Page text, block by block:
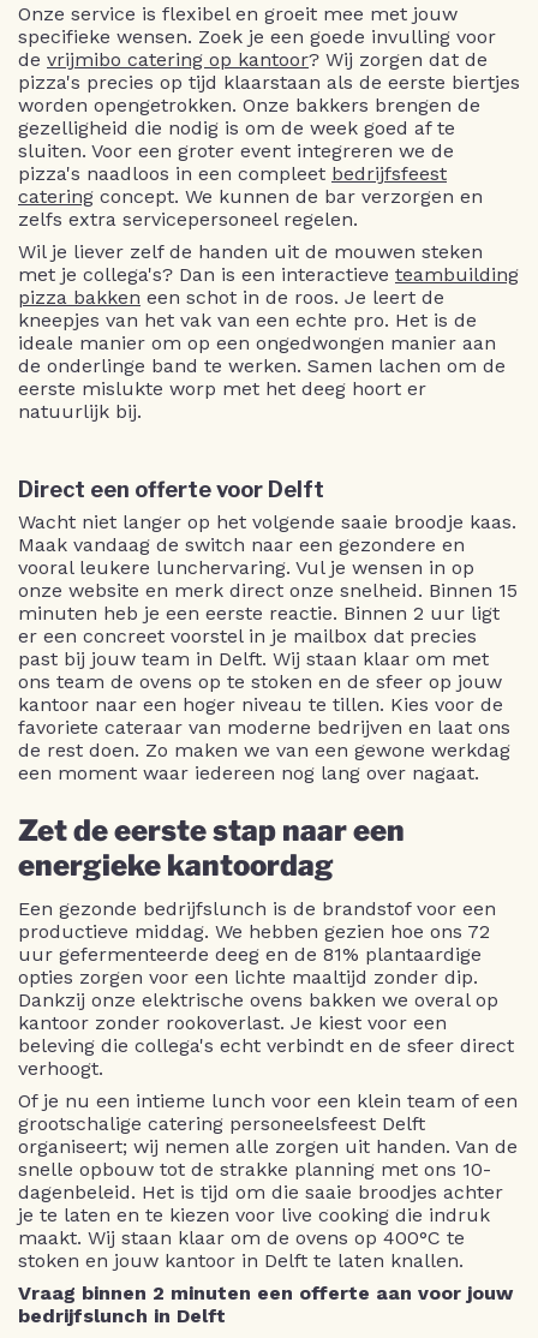
Onze service is flexibel en groeit mee met jouw
specifieke wensen. Zoek je een goede invulling voor
de vrijmibo catering op kantoor? Wij zorgen dat de
pizza's precies op tijd klaarstaan als de eerste biertjes
worden opengetrokken. Onze bakkers brengen de
gezelligheid die nodig is om de week goed af te
sluiten. Voor een groter event integreren we de
pizza's naadloos in een compleet bedrijfsfeest
catering concept. We kunnen de bar verzorgen en
zelfs extra servicepersoneel regelen.
Wil je liever zelf de handen uit de mouwen steken
met je collega's? Dan is een interactieve teambuilding
pizza bakken een schot in de roos. Je leert de
kneepjes van het vak van een echte pro. Het is de
ideale manier om op een ongedwongen manier aan
de onderlinge band te werken. Samen lachen om de
eerste mislukte worp met het deeg hoort er
natuurlijk bij.
Direct een offerte voor Delft
Wacht niet langer op het volgende saaie broodje kaas.
Maak vandaag de switch naar een gezondere en
vooral leukere lunchervaring. Vul je wensen in op
onze website en merk direct onze snelheid. Binnen 15
minuten heb je een eerste reactie. Binnen 2 uur ligt
er een concreet voorstel in je mailbox dat precies
past bij jouw team in Delft. Wij staan klaar om met
ons team de ovens op te stoken en de sfeer op jouw
kantoor naar een hoger niveau te tillen. Kies voor de
favoriete cateraar van moderne bedrijven en laat ons
de rest doen. Zo maken we van een gewone werkdag
een moment waar iedereen nog lang over nagaat.
Zet de eerste stap naar een
energieke kantoordag
Een gezonde bedrijfslunch is de brandstof voor een
productieve middag. We hebben gezien hoe ons 72
uur gefermenteerde deeg en de 81% plantaardige
opties zorgen voor een lichte maaltijd zonder dip.
Dankzij onze elektrische ovens bakken we overal op
kantoor zonder rookoverlast. Je kiest voor een
beleving die collega's echt verbindt en de sfeer direct
verhoogt.
Of je nu een intieme lunch voor een klein team of een
grootschalige catering personeelsfeest Delft
organiseert; wij nemen alle zorgen uit handen. Van de
snelle opbouw tot de strakke planning met ons 10-
dagenbeleid. Het is tijd om die saaie broodjes achter
je te laten en te kiezen voor live cooking die indruk
maakt. Wij staan klaar om de ovens op 400°C te
stoken en jouw kantoor in Delft te laten knallen.
Vraag binnen 2 minuten een offerte aan voor jouw
bedrijfslunch in Delft